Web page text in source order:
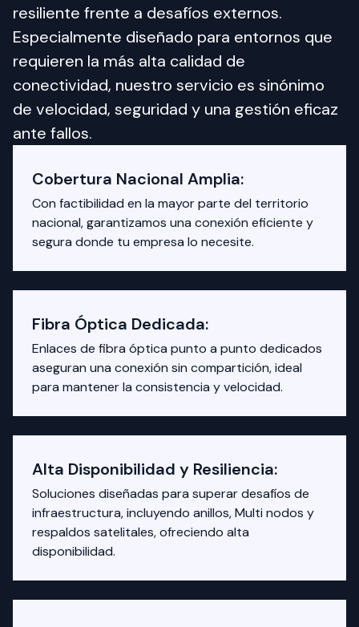
resiliente frente a desafíos externos.
Especialmente diseñado para entornos que
requieren la más alta calidad de
conectividad, nuestro servicio es sinónimo
de velocidad, seguridad y una gestión eficaz
ante fallos.
Cobertura Nacional Amplia:
Con factibilidad en la mayor parte del territorio
nacional, garantizamos una conexión eficiente y
segura donde tu empresa lo necesite.
Fibra Óptica Dedicada:
Enlaces de fibra óptica punto a punto dedicados
aseguran una conexión sin compartición, ideal
para mantener la consistencia y velocidad.
Alta Disponibilidad y Resiliencia:
Soluciones diseñadas para superar desafíos de
infraestructura, incluyendo anillos, Multi nodos y
respaldos satelitales, ofreciendo alta
disponibilidad.